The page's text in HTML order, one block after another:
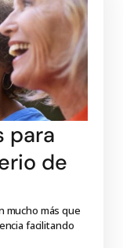
para
de
mucho más que
facilitando